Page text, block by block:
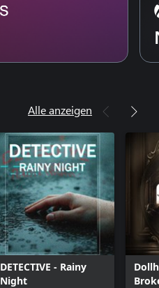
Alle anzeigen
DETECTIVE - Rainy
Night